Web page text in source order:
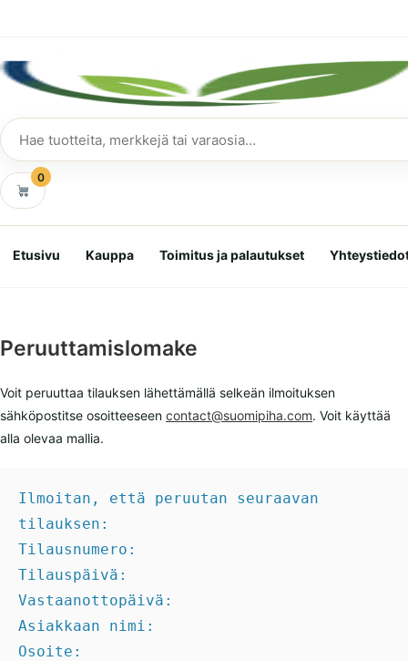
Hae
tuotteita
0
Etusivu Kauppa Toimitus ja palautukset
Peruuttamislomake
Voit peruuttaa tilauksen lähettämällä selkeän ilmoituksen
sähköpostitse osoitteeseen contact@suomipiha.com. Voit käyttää
alla olevaa mallia.
Ilmoitan, että peruutan seuraavan
tilauksen:
Tilausnumero:
Tilauspäivä:
Vastaanottopäivä:
Asiakkaan nimi:
Osoite: